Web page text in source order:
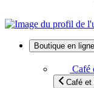
Boutique en ligne
Café
Café et